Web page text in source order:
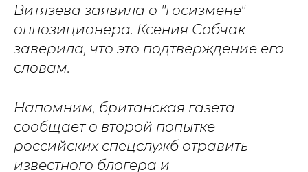
Витязева заявила о "госизмене"
оппозиционера. Ксения Собчак
заверила, что это подтверждение его
словам.
Напомним, британская газета
сообщает о второй попытке
российских спецслужб отравить
известного блогера и